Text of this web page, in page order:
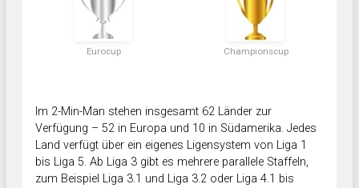
Eurocup Championscup
Im 2-Min-Man stehen insgesamt 62 Länder zur
Verfügung – 52 in Europa und 10 in Südamerika. Jedes
Land verfügt über ein eigenes Ligensystem von Liga 1
bis Liga 5. Ab Liga 3 gibt es mehrere parallele Staffeln,
zum Beispiel Liga 3.1 und Liga 3.2 oder Liga 4.1 bis